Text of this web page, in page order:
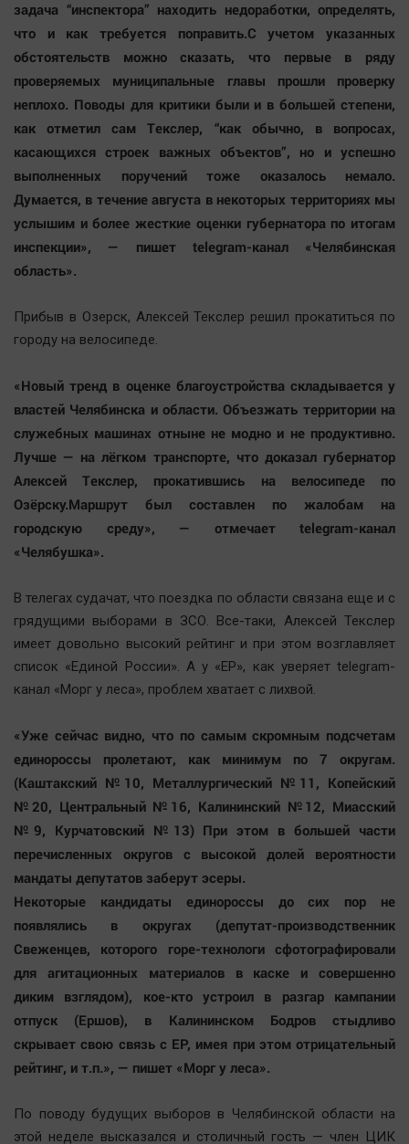
Блогеркуль
Быстрый медиазавод
Вирус чтения
Вкусное
Гороскоп
Интервью
Качество жизни
Конкурс
Наука
Отдых
Персона
Последняя инстанция
Светская жизнь
задача “инспектора” находить недоработки, определять,
что и как требуется поправить.С учетом указанных
обстоятельств можно сказать, что первые в ряду
проверяемых муниципальные главы прошли проверку
неплохо. Поводы для критики были и в большей степени,
как отметил сам Текслер, “как обычно, в вопросах,
касающихся строек важных объектов”, но и успешно
выполненных поручений тоже оказалось немало.
Думается, в течение августа в некоторых территориях мы
услышим и более жесткие оценки губернатора по итогам
инспекции», — пишет telegram-канал «Челябинская
область».
Прибыв в Озерск, Алексей Текслер решил прокатиться по
городу на велосипеде.
«Новый тренд в оценке благоустройства складывается у
властей Челябинска и области. Объезжать территории на
служебных машинах отныне не модно и не продуктивно.
Лучше — на лёгком транспорте, что доказал губернатор
Алексей Текслер, прокатившись на велосипеде по
Озёрску.Маршрут был составлен по жалобам на
городскую среду», — отмечает telegram-канал
«Челябушка».
В телегах судачат, что поездка по области связана еще и с
грядущими выборами в ЗСО. Все-таки, Алексей Текслер
имеет довольно высокий рейтинг и при этом возглавляет
список «Единой России». А у «ЕР», как уверяет telegram-
канал «Морг у леса», проблем хватает с лихвой.
«Уже сейчас видно, что по самым скромным подсчетам
единороссы пролетают, как минимум по 7 округам.
(Каштакский №10, Металлургический №11, Копейский
№20, Центральный №16, Калининский №12, Миасский
№9, Курчатовский №13) При этом в большей части
перечисленных округов с высокой долей вероятности
мандаты депутатов заберут эсеры.
Некоторые кандидаты единороссы до сих пор не
появлялись в округах (депутат-производственник
Свеженцев, которого горе-технологи сфотографировали
для агитационных материалов в каске и совершенно
диким взглядом), кое-кто устроил в разгар кампании
отпуск (Ершов), в Калининском Бодров стыдливо
скрывает свою связь с ЕР, имея при этом отрицательный
рейтинг, и т.п.», — пишет «Морг у леса».
По поводу будущих выборов в Челябинской области на
этой неделе высказался и столичный гость — член ЦИК